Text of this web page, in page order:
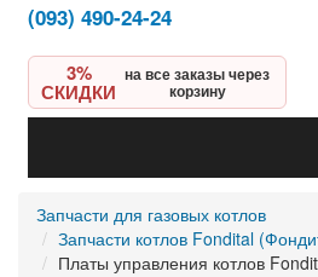
3%
СКИДКИ
на все заказы через
корзину
(093) 490-24-24
Запчасти для газовых котлов
Запчасти котлов Fondital
Платы управления котлов